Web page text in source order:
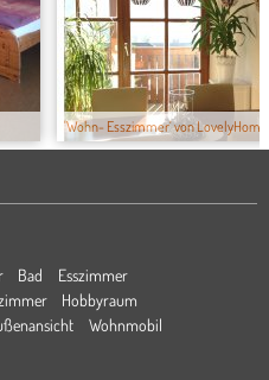
'Wohn- Esszimmer' von LovelyHome
Bad
Esszimmer
Hobbyraum
Wohnmobil